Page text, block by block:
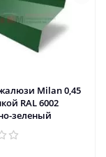
Milan 0,45
RAL 6002
зеленый